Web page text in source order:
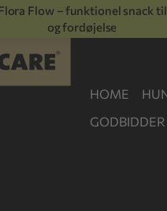
Flow – funktionel snack
og fordøjelse
HOME